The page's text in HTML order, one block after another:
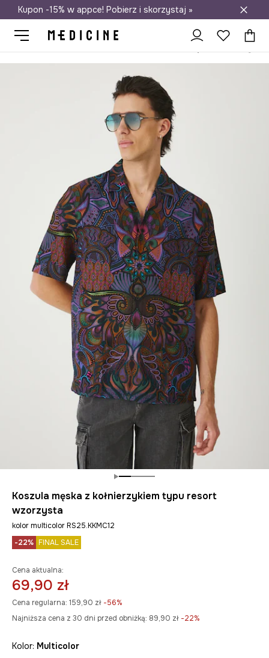
Darmowa dostawa do salonów
Kupon -15% w appce! Pobierz i skorzystaj »
Koszula męska z kołnierzykiem typu resort
wzorzysta
kolor multicolor RS25.KKMC12
-22% FINAL SALE
Cena aktualna:
69,90 zł
Cena regularna: 159,90 zł -56%
Najniższa cena z 30 dni przed obniżką: 89,90 zł -22%
Kolor: multicolor